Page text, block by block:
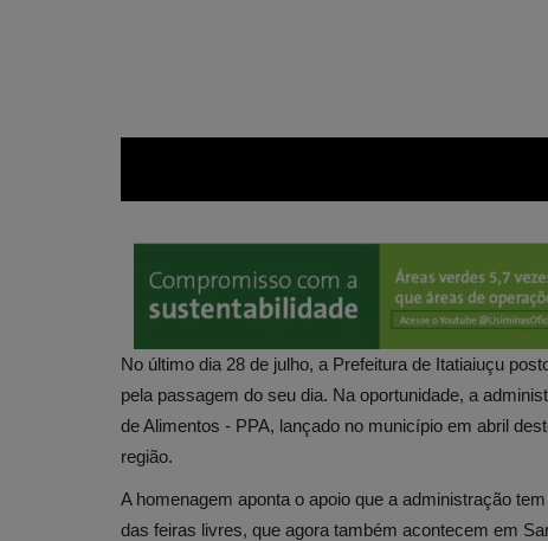
No último dia 28 de julho, a Prefeitura de Itatiaiuçu
pela passagem do seu dia. Na oportunidade, a
de Alimentos - PPA, lançado no município em abril
região.
A homenagem aponta o apoio que a administração
das feiras livres, que agora também acontecem em